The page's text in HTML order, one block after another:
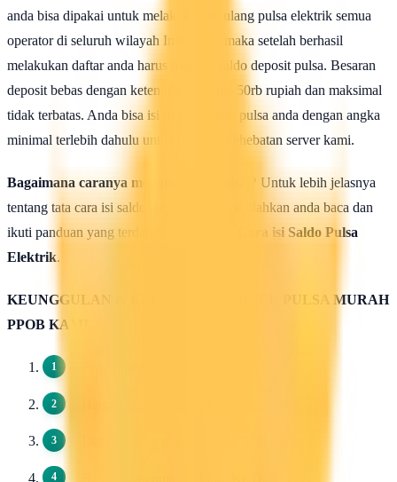
anda bisa dipakai untuk melakukan isi ulang pulsa elektrik semua
operator di seluruh wilayah Indonesia, maka setelah berhasil
melakukan daftar anda harus mengisi saldo deposit pulsa. Besaran
deposit bebas dengan ketentuan minimal 50rb rupiah dan maksimal
tidak terbatas. Anda bisa isi deposit saldo pulsa anda dengan angka
minimal terlebih dahulu untuk uji coba kehebatan server kami.
Bagaimana caranya mengisi saldo pulsa ?
Untuk lebih jelasnya
tentang tata cara isi saldo deposit pulsa ini silahkan anda baca dan
ikuti panduan yang terdapat di halaman :
Cara isi Saldo Pulsa
Elektrik.
KEUNGGULAN & KELEBIHAN SERVER PULSA MURAH
PPOB KAMI